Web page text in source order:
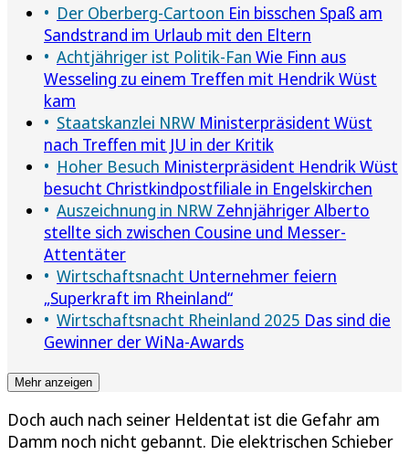
Der Oberberg-Cartoon Ein bisschen Spaß am
Sandstrand im Urlaub mit den Eltern
Achtjähriger ist Politik-Fan Wie Finn aus
Wesseling zu einem Treffen mit Hendrik Wüst
kam
Staatskanzlei NRW Ministerpräsident Wüst
nach Treffen mit JU in der Kritik
Hoher Besuch Ministerpräsident Hendrik Wüst
besucht Christkindpostfiliale in Engelskirchen
Auszeichnung in NRW Zehnjähriger Alberto
stellte sich zwischen Cousine und Messer-
Attentäter
Wirtschaftsnacht Unternehmer feiern
„Superkraft im Rheinland“
Wirtschaftsnacht Rheinland 2025 Das sind die
Gewinner der WiNa-Awards
Mehr anzeigen
Doch auch nach seiner Heldentat ist die Gefahr am
Damm noch nicht gebannt. Die elektrischen Schieber